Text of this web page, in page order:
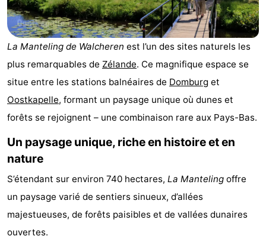
la
nuit
Appartements
-
Loverendale
Résidence
Campings
d'hôtes
Chaumières
-
Domburg
Hof
-
La Manteling de Walcheren est l’un des sites naturels les
plus remarquables de Zélande. Ce magnifique espace se
situe entre les stations balnéaires de Domburg et
Oostkapelle, formant un paysage unique où dunes et
forêts se rejoignent – une combinaison rare aux Pays-Bas.
Un paysage unique, riche en histoire et en
nature
S’étendant sur environ 740 hectares, La Manteling offre
un paysage varié de sentiers sinueux, d’allées
majestueuses, de forêts paisibles et de vallées dunaires
ouvertes.